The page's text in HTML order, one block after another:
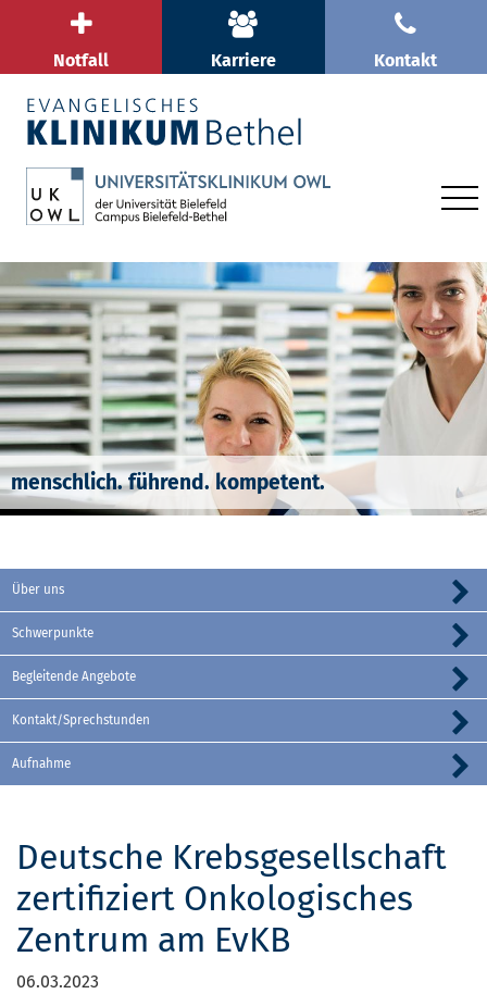
Notfall Karriere Kontakt
menschlich. führend. kompetent.
Über uns
Schwerpunkte
Begleitende Angebote
Kontakt/Sprechstunden
Aufnahme
Deutsche Krebsgesellschaft
zertifiziert Onkologisches
Zentrum am EvKB
06.03.2023